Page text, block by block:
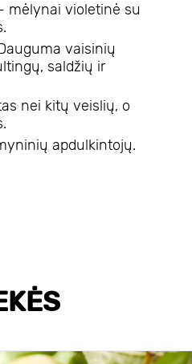
mėlynai violetinė su
vaisinių
saldžių ir
nei kitų veislių, o
apdulkintojų.